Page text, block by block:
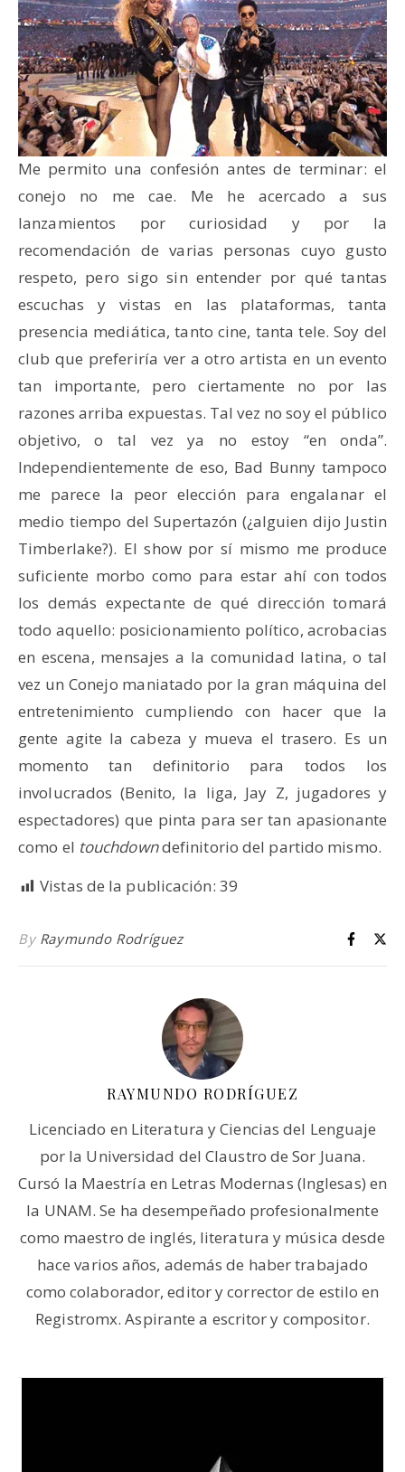
Me permito una confesión antes de terminar: el
conejo no me cae. Me he acercado a sus
lanzamientos por curiosidad y por la
recomendación de varias personas cuyo gusto
respeto, pero sigo sin entender por qué tantas
escuchas y vistas en las plataformas, tanta
presencia mediática, tanto cine, tanta tele. Soy del
club que preferiría ver a otro artista en un evento
tan importante, pero ciertamente no por las
razones arriba expuestas. Tal vez no soy el público
objetivo, o tal vez ya no estoy “en onda”.
Independientemente de eso, Bad Bunny tampoco
me parece la peor elección para engalanar el
medio tiempo del Supertazón (¿alguien dijo Justin
Timberlake?). El show por sí mismo me produce
suficiente morbo como para estar ahí con todos
los demás expectante de qué dirección tomará
todo aquello: posicionamiento político, acrobacias
en escena, mensajes a la comunidad latina, o tal
vez un Conejo maniatado por la gran máquina del
entretenimiento cumpliendo con hacer que la
gente agite la cabeza y mueva el trasero. Es un
momento tan definitorio para todos los
involucrados (Benito, la liga, Jay Z, jugadores y
espectadores) que pinta para ser tan apasionante
como el touchdowndefinitorio del partido mismo.
Vistas de la publicación: 39
By Raymundo Rodríguez
RAYMUNDO RODRÍGUEZ
Licenciado en Literatura y Ciencias del Lenguaje
por la Universidad del Claustro de Sor Juana.
Cursó la Maestría en Letras Modernas (Inglesas) en
la UNAM. Se ha desempeñado profesionalmente
como maestro de inglés, literatura y música desde
hace varios años, además de haber trabajado
como colaborador, editor y corrector de estilo en
Registromx. Aspirante a escritor y compositor.